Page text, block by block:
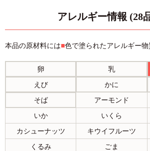
アレルギー情報 (28
本品の原材料には■色で塗られたアレルギー物
卵 乳
えび
かに
そば
アーモンド
いか
いくら
カシューナッツ
キウイフルーツ
くるみ
ごま